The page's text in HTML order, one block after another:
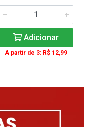
Adicionar
A partir de 3: R$ 12,99